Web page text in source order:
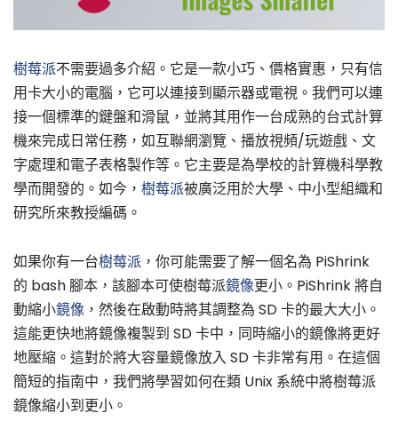
樹莓派不需要過多介紹。它是一款小巧、價格實惠，只有信
用卡大小的電腦，它可以連接到顯示器或電視。我們可以連
接一個標準的鍵盤和滑鼠，並將其用作一台成熟的台式計算
機來完成日常任務，如互聯網瀏覽、播放視頻/玩遊戲、文
字處理和電子表格製作等。它主要是為學校的計算機科學教
學而開發的。如今， 樹莓派被廣泛用於大學、中小型組織和
研究所來教授編碼。
如果你有一台樹莓派 ，你可能需要了解一個名為 PiShrink
的 bash 腳本，該腳本可使樹莓派鏡像更小。PiShrink 將自
動縮小鏡像 ，然後在啟動時將其調整為 SD 卡的最大大小。
這能更快地將鏡像複製到 SD 卡中，同時縮小的鏡像將更好
地壓縮。這對於將大容量鏡像放入 SD 卡非常有用。在這個
簡短的指南中，我們將學習如何在類 Unix 系統中將樹莓派
鏡像縮小到更小。